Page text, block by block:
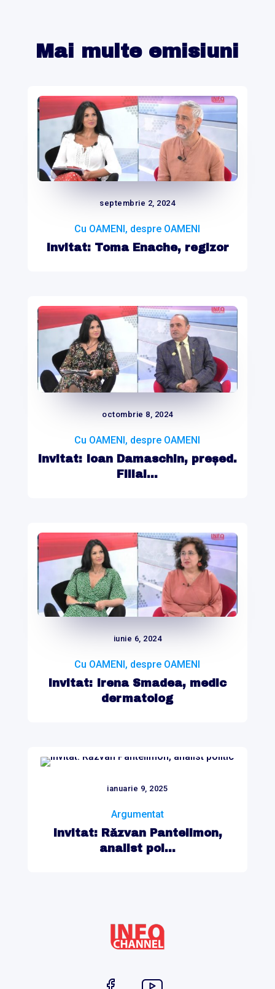
Mai multe emisiuni
septembrie 2, 2024
Cu OAMENI, despre OAMENI
Invitat: Toma Enache, regizor
octombrie 8, 2024
Cu OAMENI, despre OAMENI
Invitat: Ioan Damaschin, președ.
Filial...
iunie 6, 2024
Cu OAMENI, despre OAMENI
Invitat: Irena Smadea, medic
dermatolog
ianuarie 9, 2025
Argumentat
Invitat: Răzvan Pantelimon,
analist pol...